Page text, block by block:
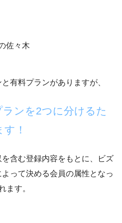
有料プランがありますが、
ンを2つに分けるた
！
含む登録内容をもとに、
ビズ
って決める会員の属性となっ
ます。